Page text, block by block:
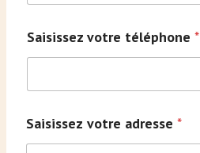
Saisissez votre téléphone *
Saisissez votre adresse *